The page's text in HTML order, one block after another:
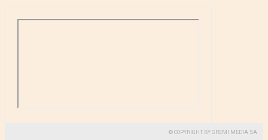
© COPYRIGHT BY GREMI MEDIA SA